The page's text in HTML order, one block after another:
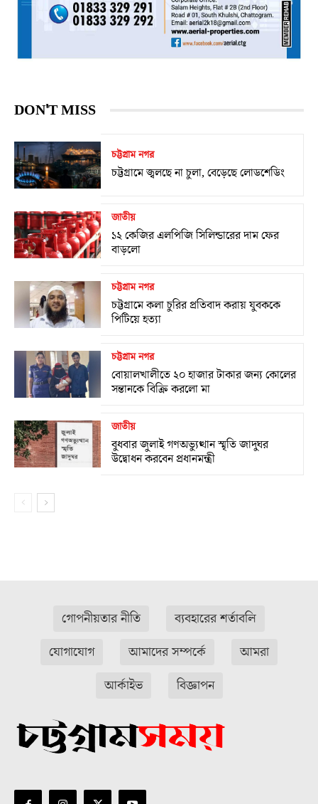
DON'T MISS
চট্টগ্রাম নগর
চট্টগ্রামে জ্বলছে না চুলা, বেড়েছে লোডশেডিং
জাতীয়
১২ কেজির এলপিজি সিলিন্ডারের দাম ফের
বাড়লো
চট্টগ্রাম নগর
চট্টগ্রামে কলা চুরির প্রতিবাদ করায় যুবককে
পিটিয়ে হত্যা
চট্টগ্রাম নগর
বোয়ালখালীতে ২০ হাজার টাকার জন্য কোলের
সন্তানকে বিক্রি করলো মা
জাতীয়
বুধবার জুলাই গণঅভ্যুত্থান স্মৃতি জাদুঘর
উদ্বোধন করবেন প্রধানমন্ত্রী
গোপনীয়তার নীতি
ব্যবহারের শর্তাবলি
যোগাযোগ
আমাদের সম্পর্কে
আমরা
আর্কাইভ
বিজ্ঞাপন